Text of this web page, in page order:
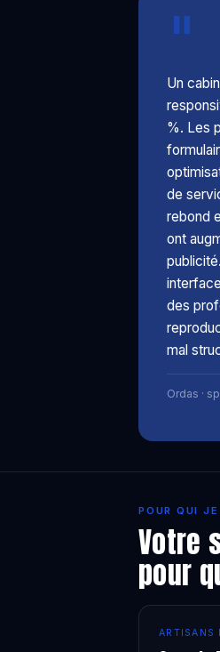
"
Un
%. Les
de
rebond
ont
des
mal
Ordas ·
POUR QUI
Votre
pour
ARTISANS